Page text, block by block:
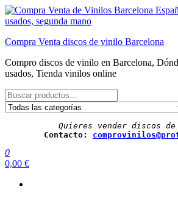
Saltar
al
Compra Venta discos de vinilo Barcelona
Compro discos de vinilo en Barcelona,
usados, Tienda vinilos online
Quieres vender discos
Contacto:
0
0,00 €